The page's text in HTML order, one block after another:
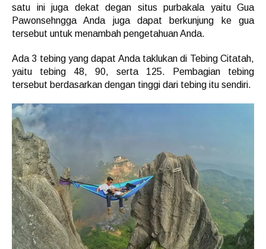
satu ini juga dekat degan situs purbakala yaitu Gua
Pawonsehngga Anda juga dapat berkunjung ke gua
tersebut untuk menambah pengetahuan Anda.
Ada 3 tebing yang dapat Anda taklukan di Tebing Citatah,
yaitu tebing 48, 90, serta 125. Pembagian tebing
tersebut berdasarkan dengan tinggi dari tebing itu sendiri.